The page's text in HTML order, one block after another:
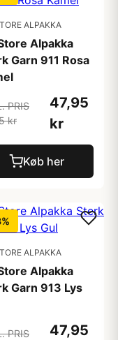
ALPAKKA
Alpakka
Garn 911 Rosa
PRIS
kr
47,95
kr
Køb her
ALPAKKA
Alpakka
Garn 913 Lys
PRIS
47,95